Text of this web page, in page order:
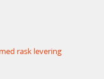
rask levering